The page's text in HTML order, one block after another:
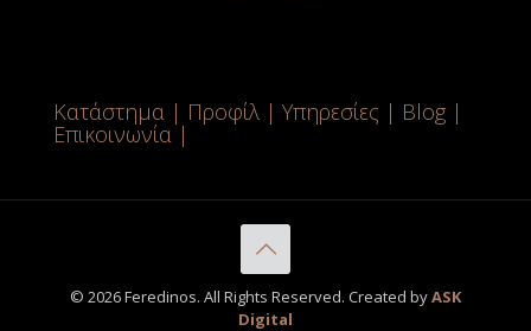
Κατάστημα | Προφίλ | Υπηρεσίες | Blog |
Επικοινωνία |
© 2026 Feredinos. All Rights Reserved. Created byASK
Digital